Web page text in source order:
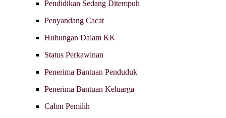
Pendidikan Sedang Ditempuh
Penyandang Cacat
Hubungan Dalam KK
Status Perkawinan
Penerima Bantuan Penduduk
Penerima Bantuan Keluarga
Calon Pemilih